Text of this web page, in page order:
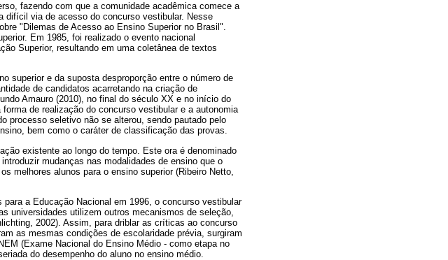
fazendo com que a comunidade acadêmica comece a
difícil via de acesso do concurso vestibular. Nesse
"Dilemas de Acesso ao Ensino Superior no Brasil".
Em 1985, foi realizado o evento nacional
Superior, resultando em uma coletânea de textos
superior e da suposta desproporção entre o número de
de candidatos acarretando na criação de
Amauro (2010), no final do século XX e no início do
de realização do concurso vestibular e a autonomia
processo seletivo não se alterou, sendo pautado pelo
bem como o caráter de classificação das provas.
existente ao longo do tempo. Este ora é denominado
mudanças nas modalidades de ensino que o
melhores alunos para o ensino superior (Ribeiro Netto,
a Educação Nacional em 1996, o concurso vestibular
universidades utilizem outros mecanismos de seleção,
2002). Assim, para driblar as críticas ao concurso
as mesmas condições de escolaridade prévia, surgiram
(Exame Nacional do Ensino Médio - como etapa no
do desempenho do aluno no ensino médio.